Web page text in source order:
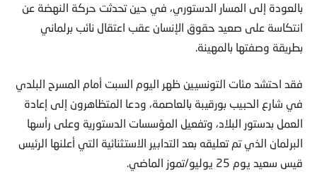
بالعودة إلى المسار الدستوري، في حين تحدثت حركة النهضة عن
انتكاسة على صعيد حقوق الإنسان عقب اعتقال نائب برلماني
بطريقة وصفتها بالمهينة.
فقد احتشد مئات التونسيين ظهر اليوم السبت أمام المسرح البلدي
في شارع الحبيب بورقيبة بالعاصمة، ودعا المتظاهرون إلى إعادة
العمل بدستور البلاد، وتفعيل المؤسسات الدستورية وعلى رأسها
البرلمان الذي تم تعليقه بعد التدابير الاستثنائية التي أعلنها الرئيس
قيس سعيد يوم 25 يوليو/تموز الماضي.